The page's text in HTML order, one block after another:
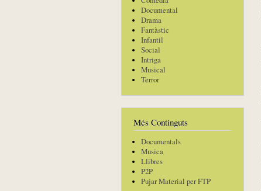
Documental
Drama
Fantàstic
Infantil
Social
Intriga
Musical
Terror
Més Continguts
Documentals
Musica
Llibres
P2P
Pujar Material per FTP